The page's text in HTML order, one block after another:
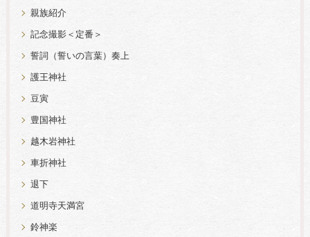
親族紹介
記念撮影＜定番＞
誓詞（誓いの言葉）奏上
護王神社
豆寅
豊国神社
越木岩神社
車折神社
退下
道明寺天満宮
鈴神楽